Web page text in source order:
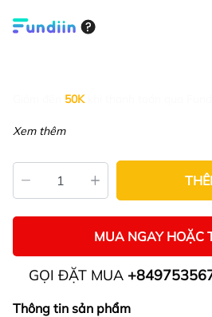
50K
Xem thêm
MUA NGAY HOẶC
GỌI ĐẶT MUA
Thông tin sản phẩm